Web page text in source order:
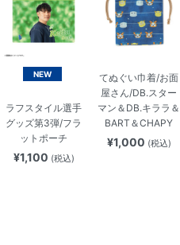
NEW
ラフスタイル選手
グッズ第3弾/フラ
ットポーチ
¥1,100 (税込)
てぬぐい巾着/お面
屋さん/DB.スター
マン＆DB.キララ＆
BART＆CHAPY
¥1,000 (税込)